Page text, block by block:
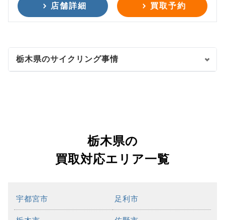
店舗詳細 買取予約
栃木県のサイクリング事情
栃木県の
買取対応エリア一覧
宇都宮市 足利市